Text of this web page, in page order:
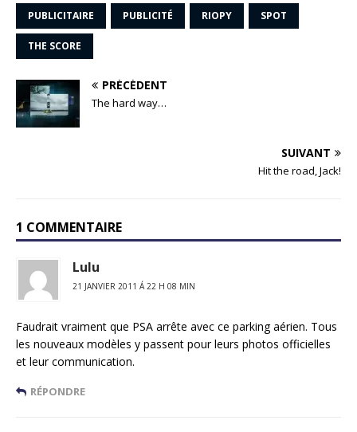
PUBLICITAIRE PUBLICITÉ RIOPY SPOT
THE SCORE
PRÉCÉDENT
The hard way…
SUIVANT
Hit the road, Jack!
1 COMMENTAIRE
Lulu
21 JANVIER 2011 Á 22 H 08 MIN
Faudrait vraiment que PSA arrête avec ce parking aérien. Tous
les nouveaux modèles y passent pour leurs photos officielles
et leur communication.
RÉPONDRE